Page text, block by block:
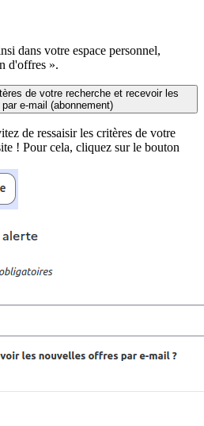
dans votre espace personnel,
d'offres ».
de votre recherche et recevoir les
e-mail (abonnement)
de ressaisir les critères de votre
! Pour cela, cliquez sur le bouton